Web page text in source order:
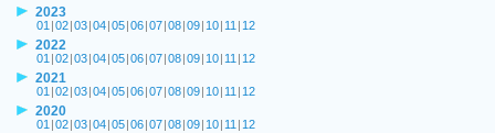
2023
01 |02|03|04|05|06|07|08|09| 10| 11 | 12
2022
01 |02|03|04|05|06|07|08|09| 10| 11 | 12
2021
01 |02|03|04|05|06|07|08|09| 10| 11 | 12
2020
01 |02|03|04|05|06|07|08|09| 10| 11 | 12